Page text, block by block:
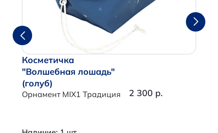
Косметичка
"Волшебная лошадь"
(голуб)
Орнамент MIX1 Традиция 2 300 р.